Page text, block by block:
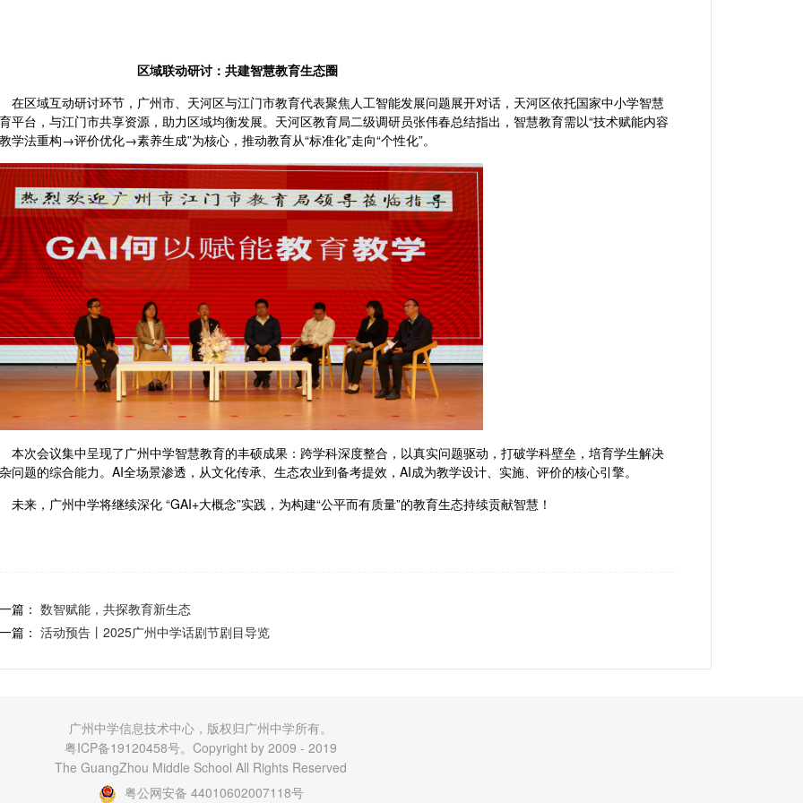
区域联动研讨：共建智慧教育生态圈
在区域互动研讨环节，广州市、天河区与江门市教育代表聚焦人工智能发展问题展开对话，天河区依托国家中小学智慧
平台，与江门市共享资源，助力区域均衡发展。天河区教育局二级调研员张伟春总结指出，智慧教育需以“技术赋能内容
学法重构→评价优化→素养生成”为核心，推动教育从“标准化”走向“个性化”。
本次会议集中呈现了广州中学智慧教育的丰硕成果：跨学科深度整合，以真实问题驱动，打破学科壁垒，培育学生解决
问题的综合能力。 AI全场景渗透，从文化传承、生态农业到备考提效，AI成为教学设计、实施、评价的核心引擎。
未来，广州中学将继续深化 “GAI+大概念”实践，为构建“公平而有质量”的教育生态持续贡献智慧！
篇： 数智赋能，共探教育新生态
篇： 活动预告丨2025广州中学话剧节剧目导览
广州中学信息技术中心，版权归广州中学所有。
粤ICP备19120458号。 Copyright by 2009 - 2019
The GuangZhou Middle School All Rights Reserved
粤公网安备 44010602007118号